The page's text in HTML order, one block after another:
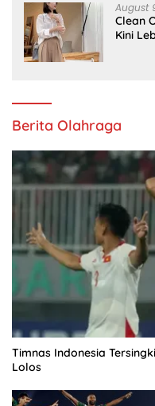
August
Clean
Kini
Berita Olahraga
Timnas Indonesia
Lolos